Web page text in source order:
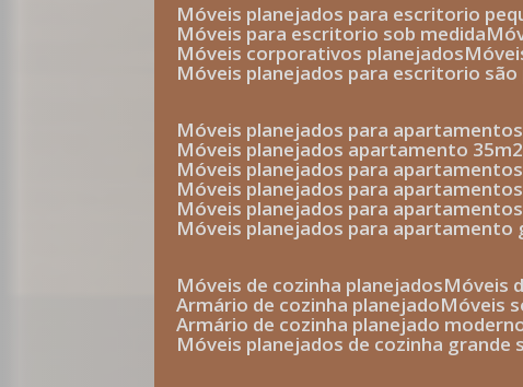
móveis planejados para escritorio
móveis para escritorio sob medida
móveis corporativos planejados
móveis planejados para escritorio
móveis planejados para
móveis planejados apartamento 35m2
móveis planejados para
móveis planejados para
móveis planejados para
móveis planejados para
móveis de cozinha planejados
armário de cozinha planejado móveis
armário de cozinha planejado
móveis planejados de cozinha grande